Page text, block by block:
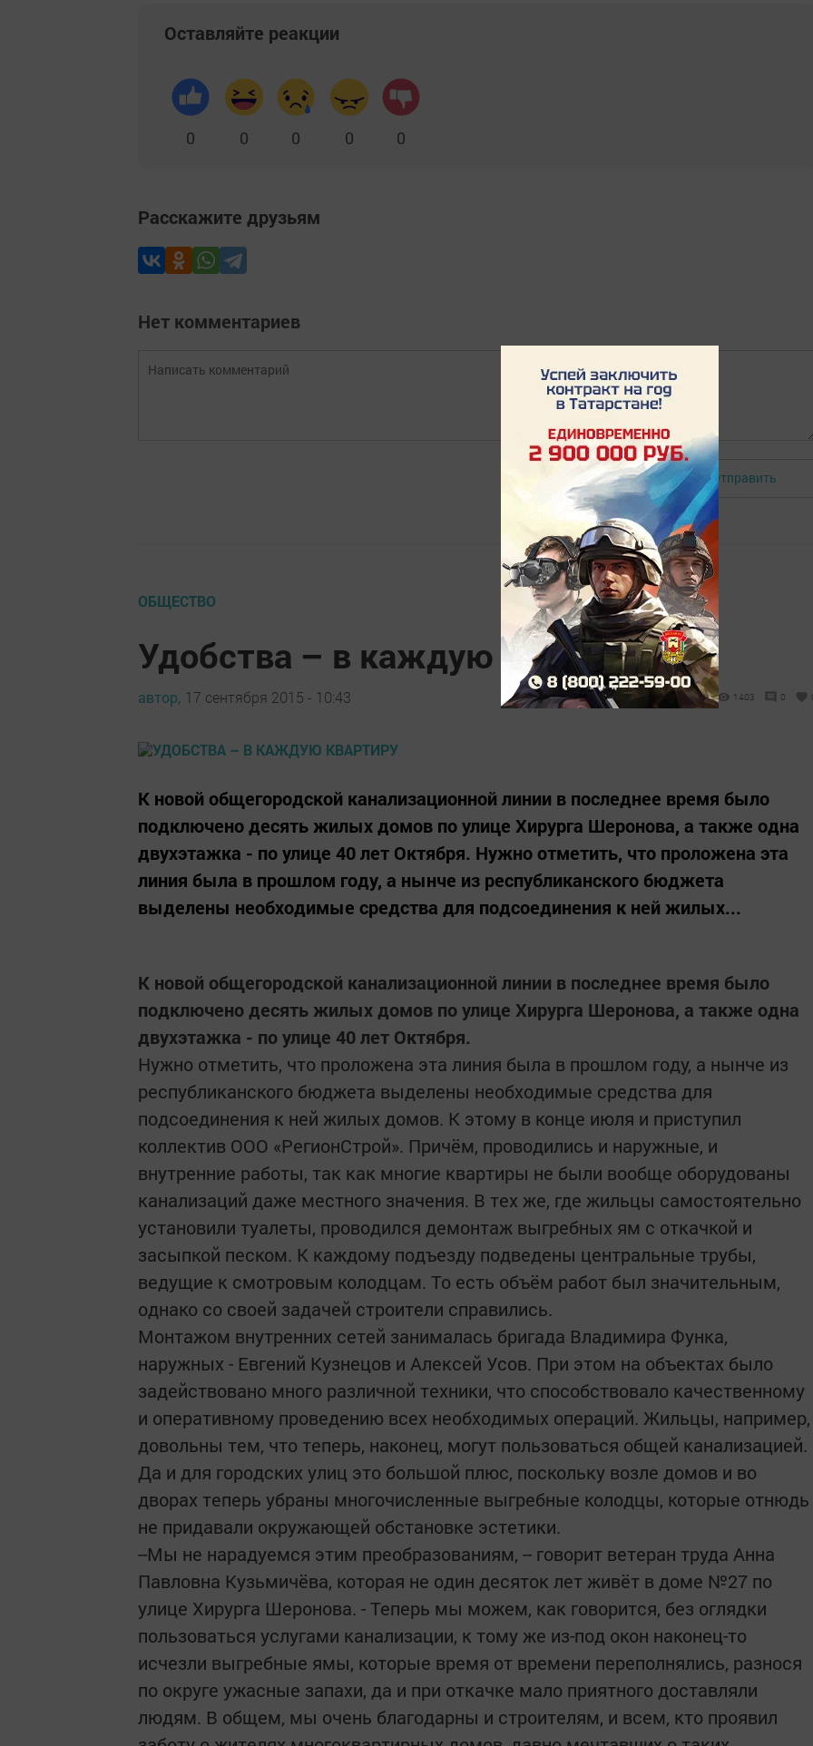
Оставляйте реакции
0 0 0 0 0
Расскажите друзьям
Нет комментариев
Авторизоваться Отправить
ОБЩЕСТВО
Удобства – в каждую квартиру
автор, 17 сентября 2015 - 10:43 1403 0
К новой общегородской канализационной линии в последнее время было
подключено десять жилых домов по улице Хирурга Шеронова, а также одна
двухэтажка - по улице 40 лет Октября. Нужно отметить, что проложена эта
линия была в прошлом году, а нынче из республиканского бюджета
выделены необходимые средства для подсоединения к ней жилых...
К новой общегородской канализационной линии в последнее время было
подключено десять жилых домов по улице Хирурга Шеронова, а также одна
двухэтажка - по улице 40 лет Октября.
Нужно отметить, что проложена эта линия была в прошлом году, а нынче из
республиканского бюджета выделены необходимые средства для
подсоединения к ней жилых домов. К этому в конце июля и приступил
коллектив ООО «РегионСтрой». Причём, проводились и наружные, и
внутренние работы, так как многие квартиры не были вообще оборудованы
канализаций даже местного значения. В тех же, где жильцы самостоятельно
установили туалеты, проводился демонтаж выгребных ям с откачкой и
засыпкой песком. К каждому подъезду подведены центральные трубы,
ведущие к смотровым колодцам. То есть объём работ был значительным,
однако со своей задачей строители справились.
Монтажом внутренних сетей занималась бригада Владимира Функа,
наружных - Евгений Кузнецов и Алексей Усов. При этом на объектах было
задействовано много различной техники, что способствовало качественному
и оперативному проведению всех необходимых операций. Жильцы, например,
довольны тем, что теперь, наконец, могут пользоваться общей канализацией.
Да и для городских улиц это большой плюс, поскольку возле домов и во
дворах теперь убраны многочисленные выгребные колодцы, которые отнюдь
не придавали окружающей обстановке эстетики.
--Мы не нарадуемся этим преобразованиям, -- говорит ветеран труда Анна
Павловна Кузьмичёва, которая не один десяток лет живёт в доме №27 по
улице Хирурга Шеронова. - Теперь мы можем, как говорится, без оглядки
пользоваться услугами канализации, к тому же из-под окон наконец-то
исчезли выгребные ямы, которые время от времени переполнялись, разнося
по округе ужасные запахи, да и при откачке мало приятного доставляли
людям. В общем, мы очень благодарны и строителям, и всем, кто проявил